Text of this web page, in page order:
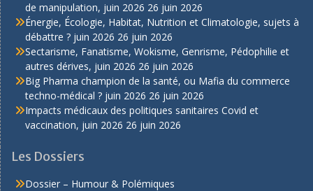
de manipulation, juin 2026 26 juin 2026
Énergie, Écologie, Habitat, Nutrition et Climatologie, sujets à
débattre ? juin 2026 26 juin 2026
Sectarisme, Fanatisme, Wokisme, Genrisme, Pédophilie et
autres dérives, juin 2026 26 juin 2026
Big Pharma champion de la santé, ou Mafia du commerce
techno-médical ? juin 2026 26 juin 2026
Impacts médicaux des politiques sanitaires Covid et
vaccination, juin 2026 26 juin 2026
Les Dossiers
Dossier – Humour & Polémiques